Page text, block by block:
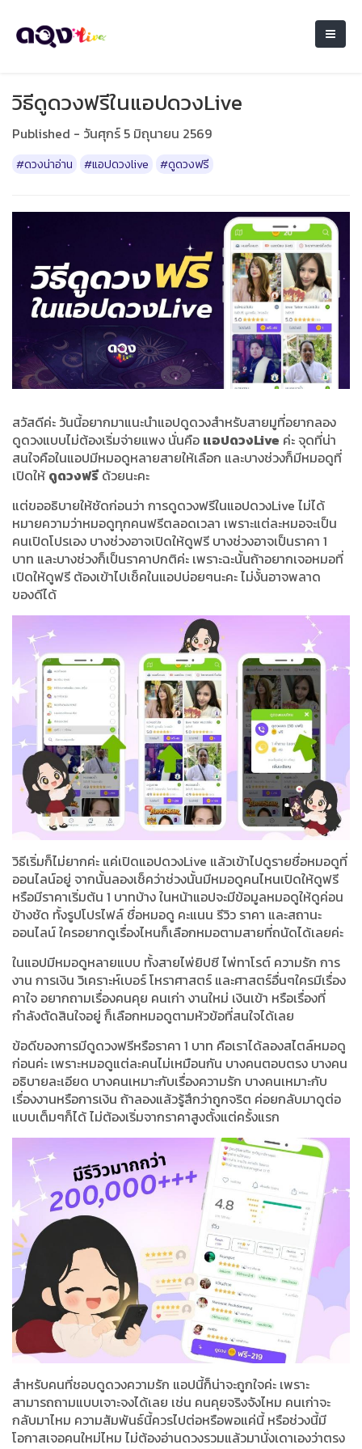
วิธีดูดวงฟรีในแอปดวงLive
Published - วันศุกร์ 5 มิถุนายน 2569
#ดวงน่าอ่าน #แอปดวงlive #ดูดวงฟรี
สวัสดีค่ะ วันนี้อยากมาแนะนำแอปดูดวงสำหรับสายมูที่อยากลอง
ดูดวงแบบไม่ต้องเริ่มจ่ายแพง นั่นคือ แอปดวงLive ค่ะ จุดที่น่า
สนใจคือในแอปมีหมอดูหลายสายให้เลือก และบางช่วงก็มีหมอดูที่
เปิดให้ ดูดวงฟรี ด้วยนะคะ
แต่ขออธิบายให้ชัดก่อนว่า การดูดวงฟรีในแอปดวงLive ไม่ได้
หมายความว่าหมอดูทุกคนฟรีตลอดเวลา เพราะแต่ละหมอจะเป็น
คนเปิดโปรเอง บางช่วงอาจเปิดให้ดูฟรี บางช่วงอาจเป็นราคา 1
บาท และบางช่วงก็เป็นราคาปกติค่ะ เพราะฉะนั้นถ้าอยากเจอหมอที่
เปิดให้ดูฟรี ต้องเข้าไปเช็คในแอปบ่อยๆนะคะ ไม่งั้นอาจพลาด
ของดีได้
วิธีเริ่มก็ไม่ยากค่ะ แค่เปิดแอปดวงLive แล้วเข้าไปดูรายชื่อหมอดูที่
ออนไลน์อยู่ จากนั้นลองเช็คว่าช่วงนั้นมีหมอดูคนไหนเปิดให้ดูฟรี
หรือมีราคาเริ่มต้น 1 บาทบ้าง ในหน้าแอปจะมีข้อมูลหมอดูให้ดูค่อน
ข้างชัด ทั้งรูปโปรไฟล์ ชื่อหมอดู คะแนน รีวิว ราคา และสถานะ
ออนไลน์ ใครอยากดูเรื่องไหนก็เลือกหมอตามสายที่ถนัดได้เลยค่ะ
ในแอปมีหมอดูหลายแบบ ทั้งสายไพ่ยิปซี ไพ่ทาโรต์ ความรัก การ
งาน การเงิน วิเคราะห์เบอร์ โหราศาสตร์ และศาสตร์อื่นๆใครมีเรื่อง
คาใจ อยากถามเรื่องคนคุย คนเก่า งานใหม่ เงินเข้า หรือเรื่องที่
กำลังตัดสินใจอยู่ ก็เลือกหมอดูตามหัวข้อที่สนใจได้เลย
ข้อดีของการมีดูดวงฟรีหรือราคา 1 บาท คือเราได้ลองสไตล์หมอดู
ก่อนค่ะ เพราะหมอดูแต่ละคนไม่เหมือนกัน บางคนตอบตรง บางคน
อธิบายละเอียด บางคนเหมาะกับเรื่องความรัก บางคนเหมาะกับ
เรื่องงานหรือการเงิน ถ้าลองแล้วรู้สึกว่าถูกจริต ค่อยกลับมาดูต่อ
แบบเต็มๆก็ได้ ไม่ต้องเริ่มจากราคาสูงตั้งแต่ครั้งแรก
สำหรับคนที่ชอบดูดวงความรัก แอปนี้ก็น่าจะถูกใจค่ะ เพราะ
สามารถถามแบบเจาะจงได้เลย เช่น คนคุยจริงจังไหม คนเก่าจะ
กลับมาไหม ความสัมพันธ์นี้ควรไปต่อหรือพอแค่นี้ หรือช่วงนี้มี
โอกาสเจอคนใหม่ไหม ไม่ต้องอ่านดวงรวมแล้วมานั่งเดาเองว่าตรง